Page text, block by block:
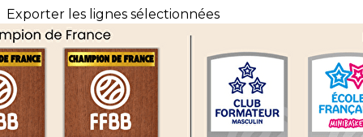
Exporter les lignes sélectionnées
Exporter toutes les colonnes
Exporter uniquement les colonnes affichées
Menu
<
>